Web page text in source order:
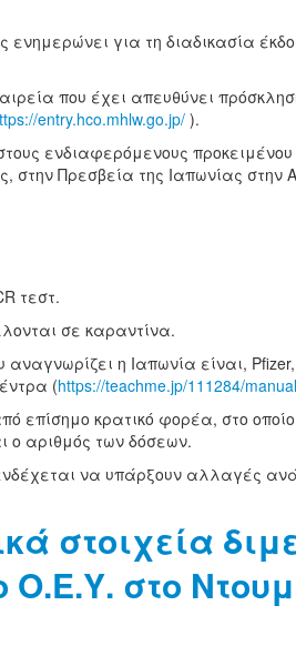
για τη διαδικασία
που έχει απευθύνει
entry.hco.mhlw.go.jp/ ).
ενδιαφερόμενους
Πρεσβεία της Ιαπωνίας
τεστ.
σε καραντίνα.
η Ιαπωνία είναι,
(https://teachme.jp/111284/
επίσημο κρατικό φορέα, στο
ο αριθμός των δόσεων.
να υπάρξουν αλλαγές
στοιχεία
Ο.Ε.Υ. στο